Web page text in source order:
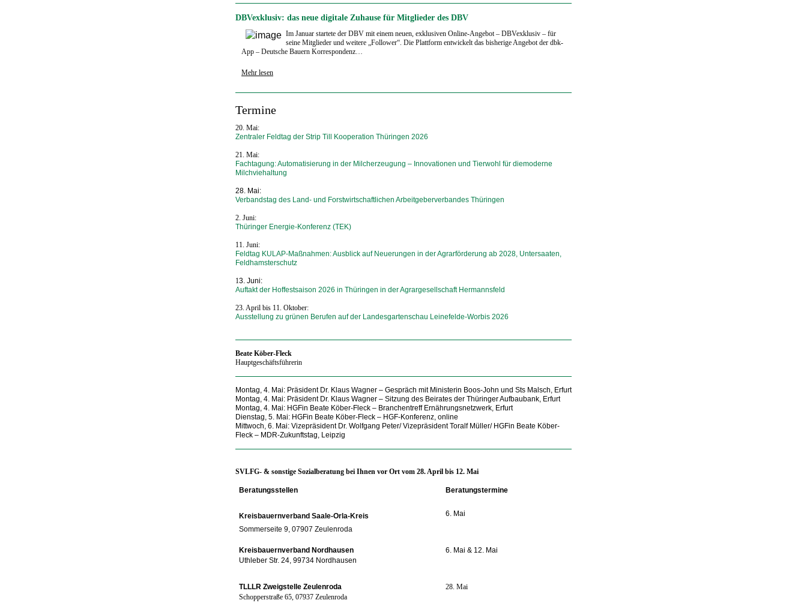
DBVexklusiv: das neue digitale Zuhause für Mitglieder des DBV
Im Januar startete der DBV mit einem neuen, exklusiven Online-Angebot – DBVexklusiv – für
seine Mitglieder und weitere „Follower“. Die Plattform entwickelt das bisherige Angebot der dbk-
App – Deutsche Bauern Korrespondenz…
Mehr lesen
Termine
20. Mai:
Zentraler Feldtag der Strip Till Kooperation Thüringen 2026
21. Mai:
Fachtagung: Automatisierung in der Milcherzeugung – Innovationen und Tierwohl für diemoderne
Milchviehaltung
28. Mai:
Verbandstag des Land- und Forstwirtschaftlichen Arbeitgeberverbandes Thüringen
2. Juni:
Thüringer Energie-Konferenz (TEK)
11. Juni:
Feldtag KULAP-Maßnahmen: Ausblick auf Neuerungen in der Agrarförderung ab 2028, Untersaaten,
Feldhamsterschutz
13. Juni:
Auftakt der Hoffestsaison 2026 in Thüringen in der Agrargesellschaft Hermannsfeld
23. April bis 11. Oktober:
Ausstellung zu grünen Berufen auf der Landesgartenschau Leinefelde-Worbis 2026
Beate Köber-Fleck
Hauptgeschäftsführerin
Montag, 4. Mai: Präsident Dr. Klaus Wagner – Gespräch mit Ministerin Boos-John und Sts Malsch, Erfurt
Montag, 4. Mai: Präsident Dr. Klaus Wagner – Sitzung des Beirates der Thüringer Aufbaubank, Erfurt
Montag, 4. Mai: HGFin Beate Köber-Fleck – Branchentreff Ernährungsnetzwerk, Erfurt
Dienstag, 5. Mai: HGFin Beate Köber-Fleck – HGF-Konferenz, online
Mittwoch, 6. Mai: Vizepräsident Dr. Wolfgang Peter/ Vizepräsident Toralf Müller/ HGFin Beate Köber-
Fleck – MDR-Zukunftstag, Leipzig
SVLFG- & sonstige Sozialberatung bei Ihnen vor Ort vom 28. April bis 12. Mai
Beratungsstellen Beratungstermine
Kreisbauernverband Saale-Orla-Kreis
6. Mai
Sommerseite 9, 07907 Zeulenroda
Kreisbauernverband Nordhausen
6. Mai & 12. Mai
Uthleber Str. 24, 99734 Nordhausen
TLLLR Zweigstelle Zeulenroda
28. Mai
Schopperstraße 65, 07937 Zeulenroda